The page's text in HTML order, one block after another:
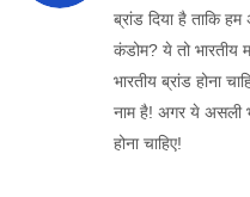
ब्रांड दिया है ताकि
कंडोम? ये तो
भारतीय ब्रांड होना
नाम है! अगर ये असली
होना चाहिए!